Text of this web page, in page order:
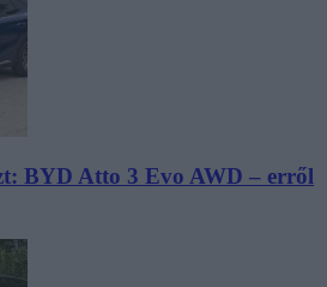
BYD Atto 3 Evo AWD – erről